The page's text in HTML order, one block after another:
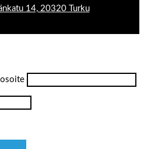
14, 20320 Turku